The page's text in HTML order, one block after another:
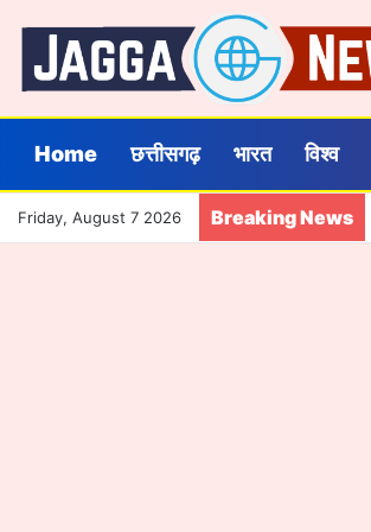
Home छत्तीसगढ़ भारत विश्व
Friday, August 7 2026 Breaking News